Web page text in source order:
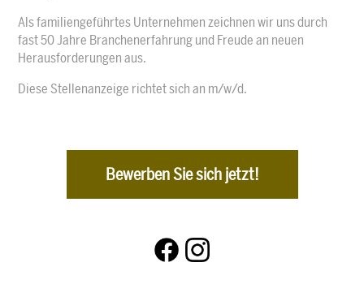
Als familiengeführtes Unternehmen zeichnen wir uns durch
fast 50 Jahre Branchenerfahrung und Freude an neuen
Herausforderungen aus.
Diese Stellenanzeige richtet sich an m/w/d.
Bewerben Sie sich jetzt!